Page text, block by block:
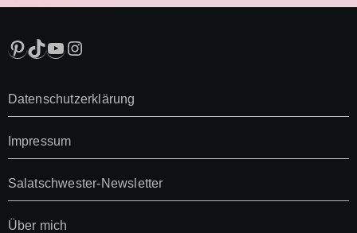
Pinterest
TikTok
YouTube
Instagram
Datenschutzerklärung
Impressum
Salatschwester-Newsletter
Über mich